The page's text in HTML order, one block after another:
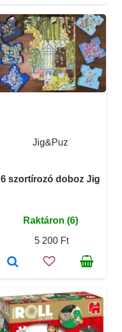
Jig&Puz
6 szortírozó doboz Jig
Raktáron (6)
5 200 Ft